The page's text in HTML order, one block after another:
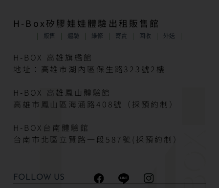
H-Box矽膠娃娃體驗出租販售館
販售 體驗 維修 寄賣 回收 外送
H-BOX 高雄旗艦館
地址：高雄市湖內區保生路323號2樓
H-BOX 高雄鳳山體驗館
高雄市鳳山區海涵路408號（採預約制）
H-BOX台南體驗館
台南市北區立賢路一段587號(採預約制）
FOLLOW US